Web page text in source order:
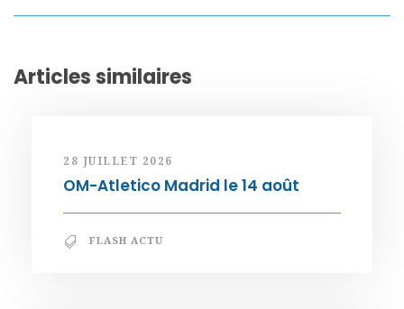
Articles similaires
28 JUILLET 2026
OM-Atletico Madrid le 14 août
FLASH ACTU